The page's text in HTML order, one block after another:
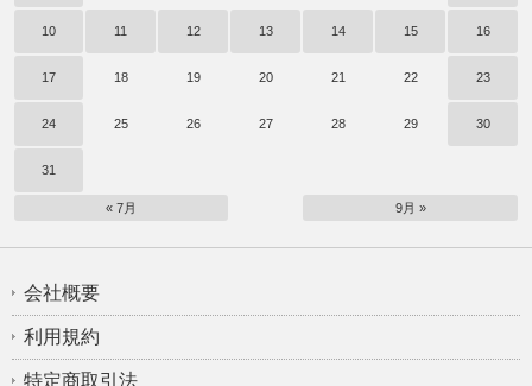
10 11 12 13 14 15 16
17 18 19 20 21 22 23
24 25 26 27 28 29 30
31
« 7月 9月 »
会社概要
利用規約
特定商取引法